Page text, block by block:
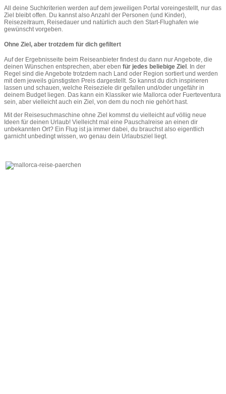
All deine Suchkriterien werden auf dem jeweiligen Portal voreingestellt, nur das
Ziel bleibt offen. Du kannst also Anzahl der Personen (und Kinder),
Reisezeitraum, Reisedauer und natürlich auch den Start-Flughafen wie
gewünscht vorgeben.
Ohne Ziel, aber trotzdem für dich gefiltert
Auf der Ergebnisseite beim Reiseanbieter findest du dann nur Angebote, die
deinen Wünschen entsprechen, aber eben für jedes beliebige Ziel . In der
Regel sind die Angebote trotzdem nach Land oder Region sortiert und werden
mit dem jeweils günstigsten Preis dargestellt. So kannst du dich inspirieren
lassen und schauen, welche Reiseziele dir gefallen und/oder ungefähr in
deinem Budget liegen. Das kann ein Klassiker wie Mallorca oder Fuerteventura
sein, aber vielleicht auch ein Ziel, von dem du noch nie gehört hast.
Mit der Reisesuchmaschine ohne Ziel kommst du vielleicht auf völlig neue
Ideen für deinen Urlaub! Vielleicht mal eine Pauschalreise an einen dir
unbekannten Ort? Ein Flug ist ja immer dabei, du brauchst also eigentlich
garnicht unbedingt wissen, wo genau dein Urlaubsziel liegt.